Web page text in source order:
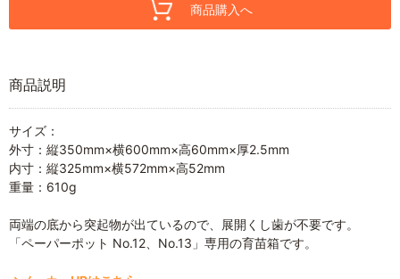
商品購入へ
商品説明
サイズ：
外寸：縦350mm×横600mm×高60mm×厚2.5mm
内寸：縦325mm×横572mm×高52mm
重量：610g
両端の底から突起物が出ているので、展開くし歯が不要です。
「ペーパーポット No.12、No.13」専用の育苗箱です。